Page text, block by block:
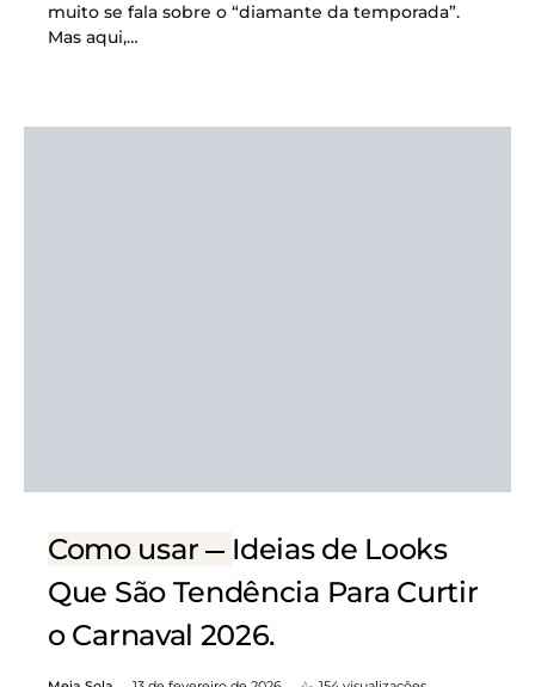
muito se fala sobre o “diamante da temporada”.
Mas aqui,…
Como usar
Ideias de Looks
Que São Tendência Para Curtir
o Carnaval 2026.